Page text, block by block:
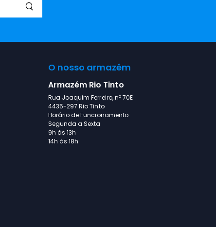
O nosso armazém
Armazém Rio Tinto
Rua Joaquim Ferreiro, nº 70E
4435-297 Rio Tinto
Horário de Funcionamento
Segunda a Sexta
9h às 13h
14h às 18h